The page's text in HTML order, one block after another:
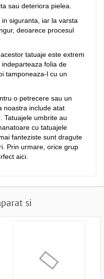
sau deteriora pielea.
siguranta, iar la varsta
deoarece procesul
tatuaje este extrem
folia de
tamponeaza-l cu un
o petrecere sau un
noastra include atat
Tatuajele umbrite au
cu tatuajele
fanteziste sunt dragute
Prin urmare, orice grup
aici.
si